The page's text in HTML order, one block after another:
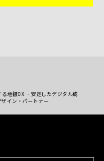
る地銀DX ‐安定したデジタル成
イン・パートナー